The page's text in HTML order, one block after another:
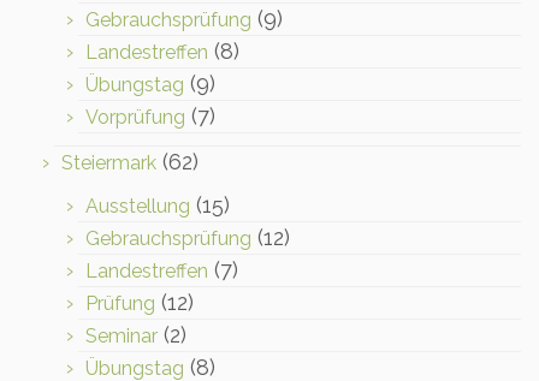
Gebrauchsprüfung (9)
Landestreffen (8)
Übungstag (9)
Vorprüfung (7)
Steiermark (62)
Ausstellung (15)
Gebrauchsprüfung (12)
Landestreffen (7)
Prüfung (12)
Seminar (2)
Übungstag (8)